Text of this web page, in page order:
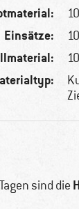
Einsätze:
sind die